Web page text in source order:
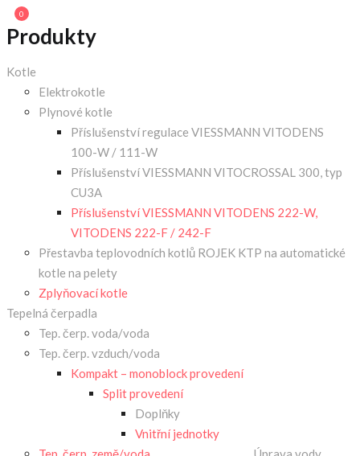
0
Produkty
Kotle
Elektrokotle
Plynové kotle
Příslušenství regulace VIESSMANN VITODENS
100-W / 111-W
Příslušenství VIESSMANN VITOCROSSAL 300, typ
CU3A
Příslušenství VIESSMANN VITODENS 222-W,
VITODENS 222-F / 242-F
Přestavba teplovodních kotlů ROJEK KTP na automatické
kotle na pelety
Zplyňovací kotle
Tepelná čerpadla
Tep. čerp. voda/voda
Tep. čerp. vzduch/voda
Kompakt – monoblock provedení
Split provedení
Doplňky
Vnitřní jednotky